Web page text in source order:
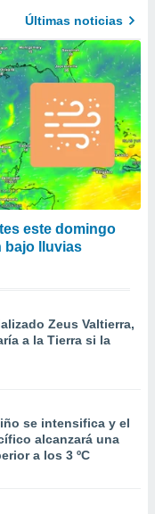
Últimas noticias
este domingo
bajo lluvias
Zeus Valtierra,
a la Tierra si la
se intensifica y el
alcanzará una
a los 3 ºC